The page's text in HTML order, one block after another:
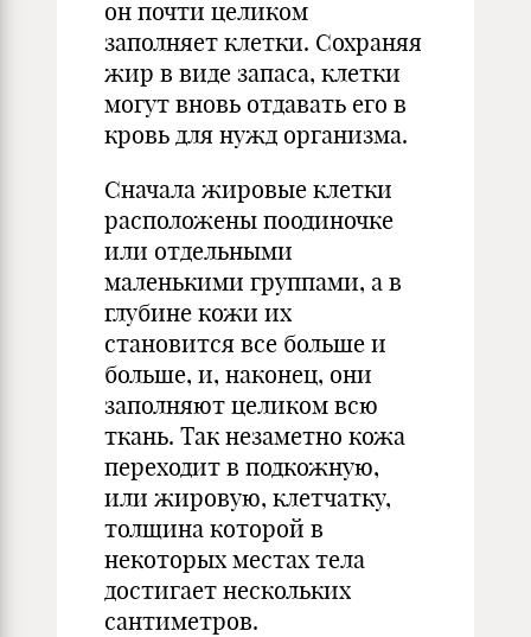
он почти целиком
заполняет клетки. Сохраняя
жир в виде запаса, клетки
могут вновь отдавать его в
кровь для нужд организма.
Сначала жировые клетки
расположены поодиночке
или отдельными
маленькими группами, а в
глубине кожи их
становится все больше и
больше, и, наконец, они
заполняют целиком всю
ткань. Так незаметно кожа
переходит в подкожную,
или жировую, клетчатку,
толщина которой в
некоторых местах тела
достигает нескольких
сантиметров.